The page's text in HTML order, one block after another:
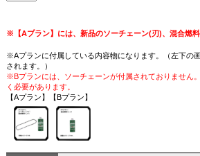
※【Aプラン】には、新品のソーチェーン(刃)、混合燃料
※Aプランに付属している内容物になります。（左下の
されます。）
※Bプランには、ソーチェーンが付属されておりません
く必要があります。
【Aプラン】【Bプラン】